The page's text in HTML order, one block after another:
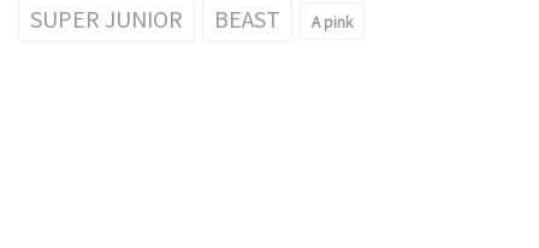
SUPER JUNIOR BEAST A pink